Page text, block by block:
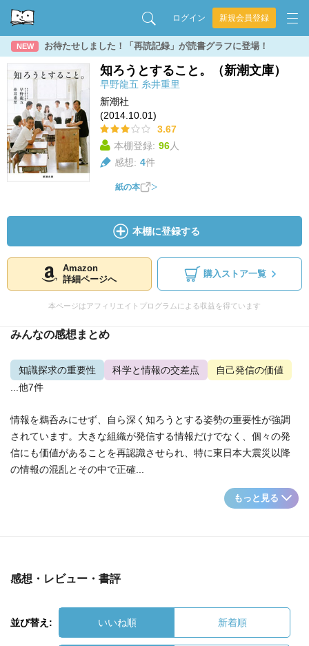
ログイン 新規会員登録
NEW お待たせしました！「再読記録」が読書グラフに登場！
知ろうとすること。（新潮文庫）
早野龍五 糸井重里
新潮社
(2014.10.01)
3.67
本棚登録: 96人
感想: 4件
紙の本
本棚に登録する
Amazon
詳細ページへ
購入ストア一覧
本ページはアフィリエイトプログラムによる収益を得ています
みんなの感想まとめ
知識探求の重要性 科学と情報の交差点
自己発信の価値
...他7件
情報を鵜呑みにせず、自ら深く知ろうとする姿勢の重要性が強調
されています。大きな組織が発信する情報だけでなく、個々の発
信にも価値があることを再認識させられ、特に東日本大震災以降
の情報の混乱とその中で正確...
もっと見る
感想・レビュー・書評
並び替え: いいね順 新着順